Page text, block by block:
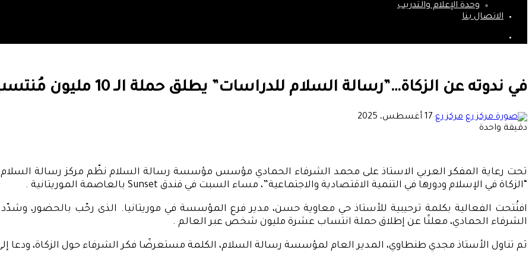
وحدة الإعلام والتدريب
الاتصال بنا
في ندوته عن الزكاة…”رسالة السلام للدراسات” يطلق حملة الـ 10 مليون مُنتسب
مركز رع أرسل
17 أغسطس، 2025
دقيقة واحدة
تحت رعاية المفكر العربي الاستاذ على محمد الشرفاء الحمادي مؤسس مؤسسة رسالة السلام نظّم مركز رسالة السلام
“الزكاة في الإسلام ودورها في التنمية الاقتصادية والاجتماعية”، مساء السبت في فندق Sunset بالعاصمة الموريتانية .
افتُتحت الفعالية بكلمة ترحيبية للأستاذ حي معاوية حسن، مدير فرع المؤسسة في موريتانيا. الذى رحّب بالحضور،
الشرفاء الحمادي، معلنًا عن إطلاق حملة انتساب عشرة مليون شخص عبر العالم .
ثم تناول الأستاذ مجدي طنطاوي، المدير العام لمؤسسة رسالة السلام، الكلمة مستعرضًا فكر الشرفاء حول الزكاة،